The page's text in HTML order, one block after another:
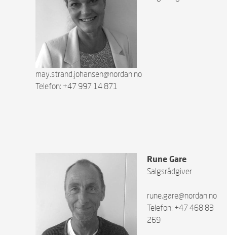
may.strand.johansen@nordan.no
Telefon: +47 997 14 871
Rune Gare
Salgsrådgiver
rune.gare@nordan.no
Telefon: +47 468 83
269